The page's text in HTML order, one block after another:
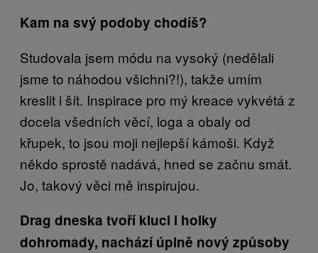
Kam na svý podoby chodíš?
Studovala jsem módu na vysoký (nedělali
jsme to náhodou všichni?!), takže umím
kreslit i šít. Inspirace pro mý kreace vykvétá z
docela všedních věcí, loga a obaly od
křupek, to jsou moji nejlepší kámoši. Když
někdo sprostě nadává, hned se začnu smát.
Jo, takový věci mě inspirujou.
Drag dneska tvoří kluci i holky
dohromady, nachází úplně nový způsoby